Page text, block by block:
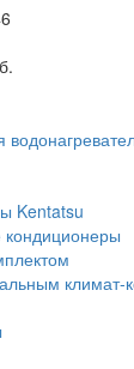
Kentatsu
климат-